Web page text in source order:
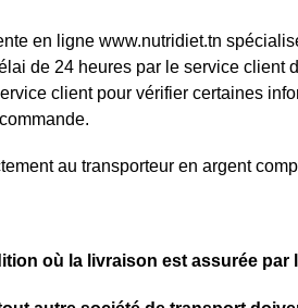
en ligne www.nutridiet.tn
de 24 heures par le service
client pour vérifier certaines
au transporteur en argent
où la livraison est assurée par